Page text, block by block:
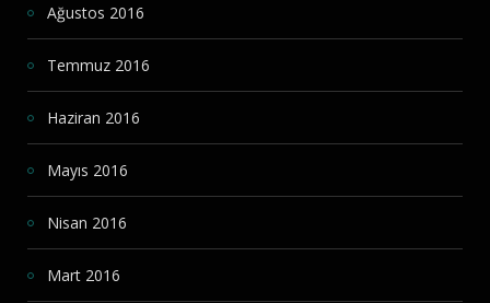
Ağustos 2016
Temmuz 2016
Haziran 2016
Mayıs 2016
Nisan 2016
Mart 2016